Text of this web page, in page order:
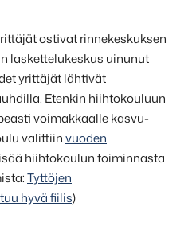
ostivat rinnekeskuksen
laskettelukeskus uinunut
yrittäjät lähtivät
Etenkin hiihtokouluun
voimakkaalle kasvu-
valittiinvuoden
hiihtokoulun toiminnasta
Tyttöjen
hyvä fiilis)